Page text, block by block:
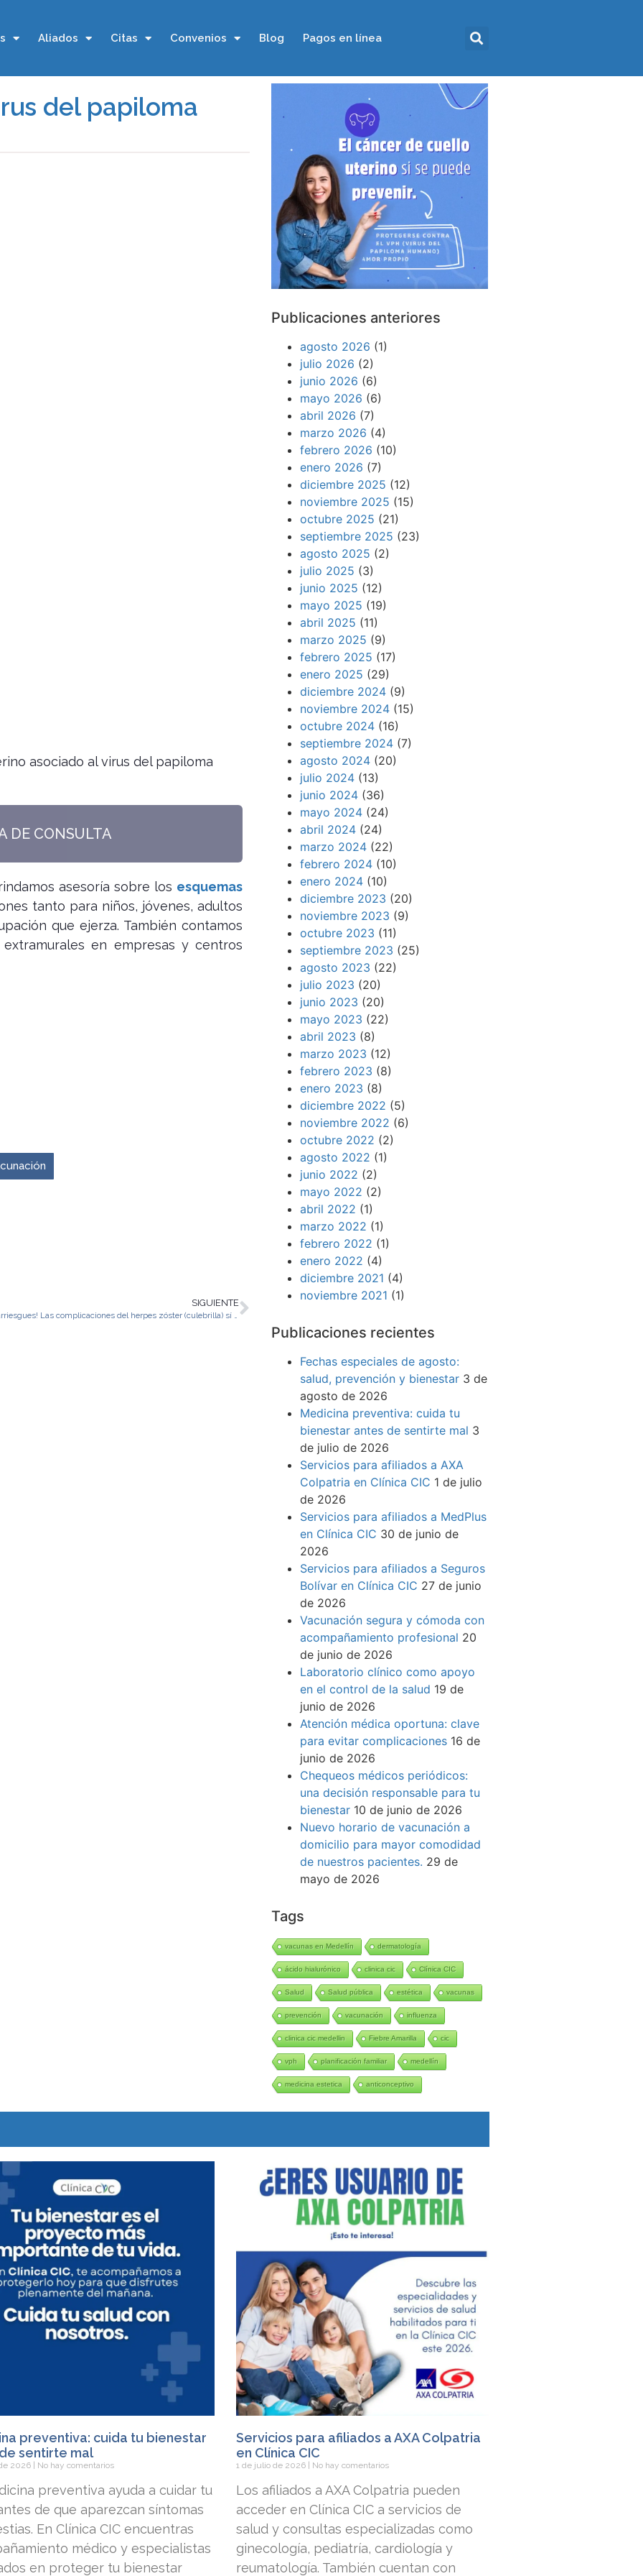
Aliados Citas Convenios Blog Pagos en línea
del papiloma
asociado al virus del papiloma
DE CONSULTA
asesoría sobre los esquemas
tanto para niños, jóvenes, adultos
que ejerza. También contamos
en empresas y centros
SIGUIENTE
¡No te arriesgues! Las complicaciones del herpes zóster (culebrilla) sí se pueden prevenir
Publicaciones anteriores
agosto 2026 (1)
julio 2026 (2)
junio 2026 (6)
mayo 2026 (6)
abril 2026 (7)
marzo 2026 (4)
febrero 2026 (10)
enero 2026 (7)
diciembre 2025 (12)
noviembre 2025 (15)
octubre 2025 (21)
septiembre 2025 (23)
agosto 2025 (2)
julio 2025 (3)
junio 2025 (12)
mayo 2025 (19)
abril 2025 (11)
marzo 2025 (9)
febrero 2025 (17)
enero 2025 (29)
diciembre 2024 (9)
noviembre 2024 (15)
octubre 2024 (16)
septiembre 2024 (7)
agosto 2024 (20)
julio 2024 (13)
junio 2024 (36)
mayo 2024 (24)
abril 2024 (24)
marzo 2024 (22)
febrero 2024 (10)
enero 2024 (10)
diciembre 2023 (20)
noviembre 2023 (9)
octubre 2023 (11)
septiembre 2023 (25)
agosto 2023 (22)
julio 2023 (20)
junio 2023 (20)
mayo 2023 (22)
abril 2023 (8)
marzo 2023 (12)
febrero 2023 (8)
enero 2023 (8)
diciembre 2022 (5)
noviembre 2022 (6)
octubre 2022 (2)
agosto 2022 (1)
junio 2022 (2)
mayo 2022 (2)
abril 2022 (1)
marzo 2022 (1)
febrero 2022 (1)
enero 2022 (4)
diciembre 2021 (4)
noviembre 2021 (1)
Publicaciones recientes
Fechas especiales de agosto:
salud, prevención y bienestar 3 de
agosto de 2026
Medicina preventiva: cuida tu
bienestar antes de sentirte mal 3
de julio de 2026
Servicios para afiliados a AXA
Colpatria en Clínica CIC 1 de julio
de 2026
Servicios para afiliados a MedPlus
en Clínica CIC 30 de junio de
2026
Servicios para afiliados a Seguros
Bolívar en Clínica CIC 27 de junio
de 2026
Vacunación segura y cómoda con
acompañamiento profesional 20
de junio de 2026
Laboratorio clínico como apoyo
en el control de la salud 19 de
junio de 2026
Atención médica oportuna: clave
para evitar complicaciones 16 de
junio de 2026
Chequeos médicos periódicos:
una decisión responsable para tu
bienestar 10 de junio de 2026
Nuevo horario de vacunación a
domicilio para mayor comodidad
de nuestros pacientes. 29 de
mayo de 2026
Tags
vacunas en Medellín dermatología
ácido hialurónico clinica cic Clínica CIC
Salud Salud pública estética vacunas
prevención vacunación influenza
clinica cic medellin Fiebre Amarilla cic
vph planificación familiar medellín
medicina estetica anticonceptivo
preventiva: cuida tu bienestar
sentirte mal
2026 No hay comentarios
preventiva ayuda a cuidar tu
de que aparezcan síntomas
En Clínica CIC encuentras
médico y especialistas
en proteger tu bienestar
Servicios para afiliados a AXA Colpatria
en Clínica CIC
1 de julio de 2026 No hay comentarios
Los afiliados a AXA Colpatria pueden
acceder en Clínica CIC a servicios de
salud y consultas especializadas como
ginecología, pediatría, cardiología y
reumatología. También cuentan con